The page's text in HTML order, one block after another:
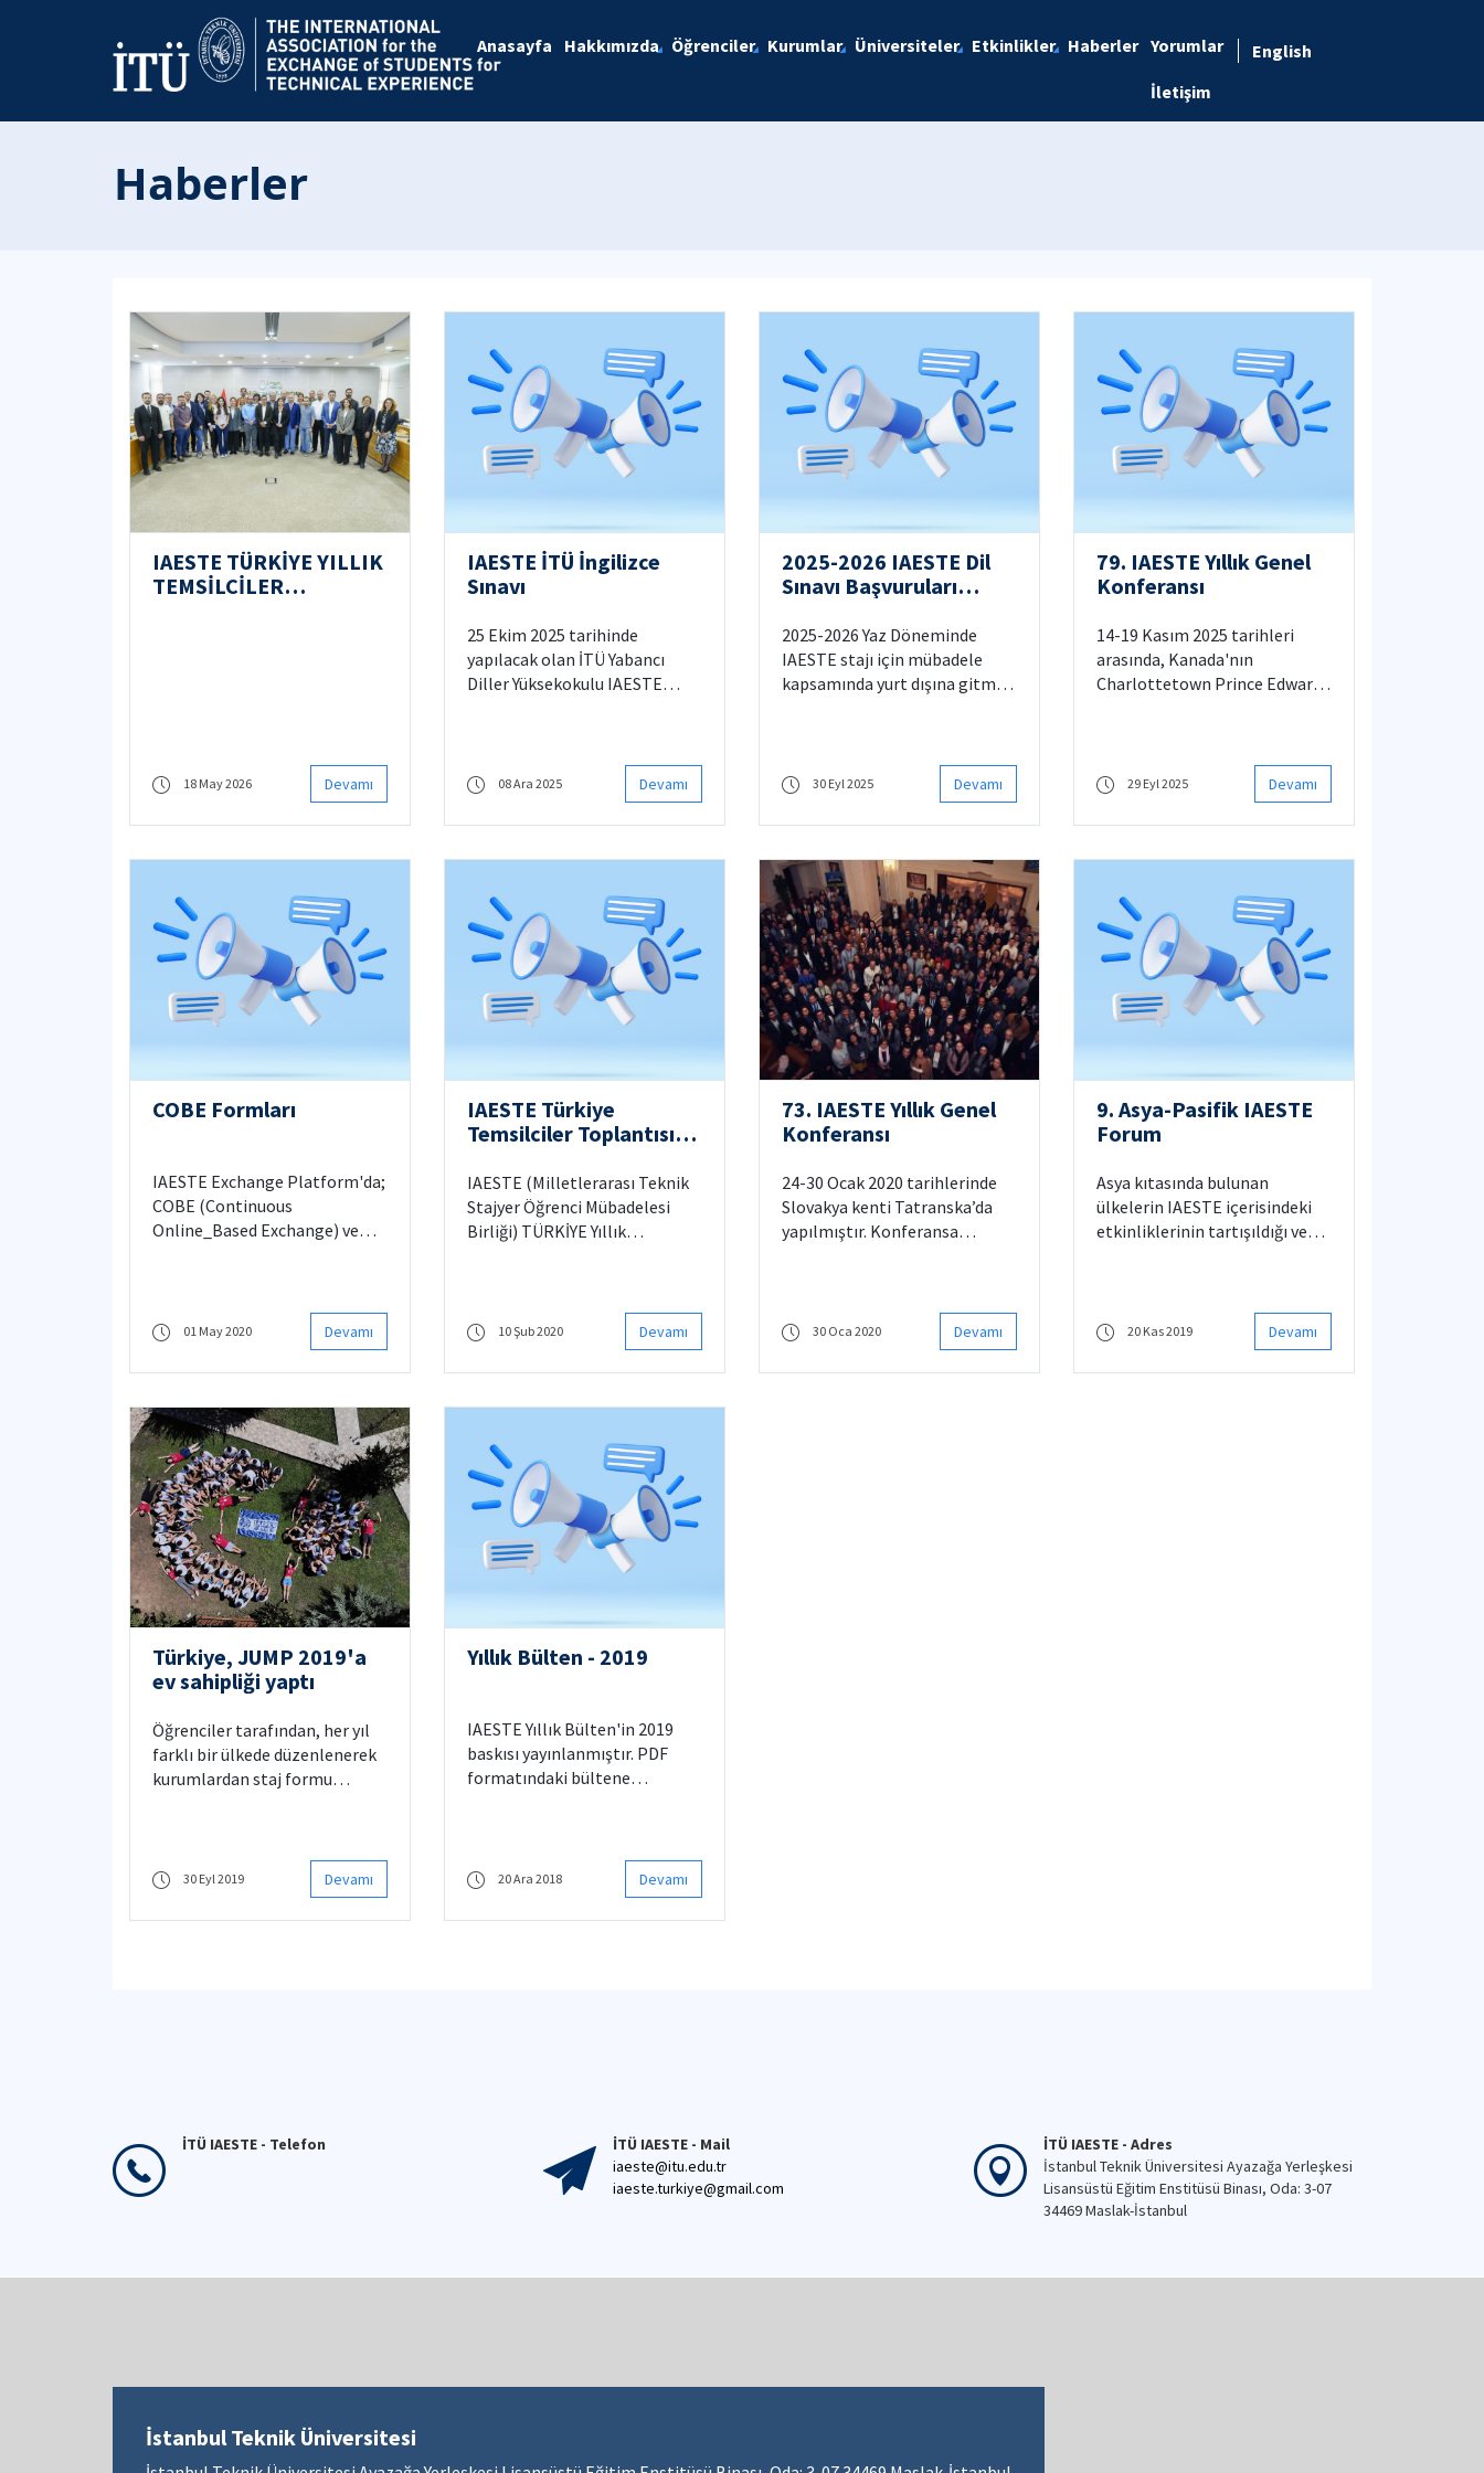
Anasayfa Hakkımızda Öğrenciler Kurumlar Üniversiteler Etkinlikler Haberler Yorumlar
İletişim
English
Haberler
IAESTE TÜRKİYE YILLIK
TEMSİLCİLER
18 May 2026 Devamı
IAESTE İTÜ İngilizce
Sınavı
25 Ekim 2025 tarihinde
yapılacak olan İTÜ Yabancı
Diller Yüksekokulu IAESTE
tarihi mesai bitimine kadar
aşağıdaki belirtilen hesaba
yatırmaları
08 Ara 2025 Devamı
2025-2026 IAESTE Dil
Sınavı Başvuruları
2025-2026 Yaz Döneminde
IAESTE stajı için mübadele
kapsamında yurt dışına gitmek
geçmelidir. 25 Ekim 2025
üniversiteler sınavlarını
tamamlayacaklardır. Duyurulur
30 Eyl 2025 Devamı
79. IAESTE Yıllık Genel
Konferansı
14-19 Kasım 2025 tarihleri
arasında, Kanada'nın
Charlottetown Prince Edward
Ulusal Sekreteri ve IAESTE
Türkiye Yöneticisi ile YTÜ'den
IAESTE Temsilcisi olmak üzere
toplam 3 kişi katılacaktır.
29 Eyl 2025 Devamı
COBE Formları
IAESTE Exchange Platform'da;
COBE (Continuous
Online_Based Exchange) ve
ülkeler tarafından yayınlanan
bu formların birebir değişim
kontenjanlarından farkını
açıklamalarda bulabilirsiniz.
01 May 2020 Devamı
IAESTE Türkiye
Temsilciler Toplantısı
IAESTE (Milletlerarası Teknik
Stajyer Öğrenci Mübadelesi
Birliği) TÜRKİYE Yıllık
gerçekleştirilmiştir.
Toplantıya, IAESTE Türkiye
üyeleri arasında bulunan 30 üye
üniversiteyi temsilen, 45 kişi
10 Şub 2020 Devamı
73. IAESTE Yıllık Genel
Konferansı
24-30 Ocak 2020 tarihlerinde
Slovakya kenti Tatranska’da
yapılmıştır. Konferansa
kişilik ekip katılmıştır.
Konferansta değişilmek üzere
Türkiye’den toplam 335 adet
30 Oca 2020 Devamı
9. Asya-Pasifik IAESTE
Forum
Asya kıtasında bulunan
ülkelerin IAESTE içerisindeki
etkinliklerinin tartışıldığı ve
değişimini nasıl
artırabileceklerinin masaya
yatırıldığı toplantılar, her yıl
20 Kas 2019 Devamı
Türkiye, JUMP 2019'a
ev sahipliği yaptı
Öğrenciler tarafından, her yıl
farklı bir ülkede düzenlenerek
kurumlardan staj formu
JUMP etkinliğine bu yıl, Türkiye
ev sahipliği yapmıştır. 15
ülkeden 77 katılımcının yer
30 Eyl 2019 Devamı
Yıllık Bülten - 2019
IAESTE Yıllık Bülten'in 2019
baskısı yayınlanmıştır. PDF
formatındaki bültene
20 Ara 2018 Devamı
İTÜ IAESTE - Telefon
İTÜ IAESTE - Mail
iaeste@itu.edu.tr
iaeste.turkiye@gmail.com
İTÜ IAESTE - Adres
İstanbul Teknik Üniversitesi Ayazağa Yerleşkesi
Lisansüstü Eğitim Enstitüsü Binası, Oda: 3-07
34469 Maslak-İstanbul
İstanbul Teknik Üniversitesi